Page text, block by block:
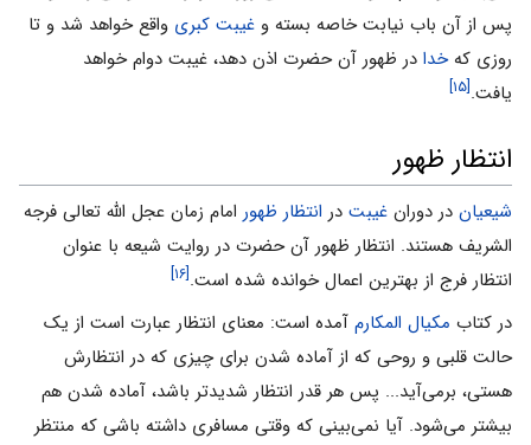
پس از آن باب نیابت خاصه بسته و غیبت کبرى واقع خواهد شد و تا
روزى کهخدا در ظهور آن حضرت اذن دهد، غیبت دوام خواهد
یافت.[۱۵]
انتظار ظهور
شیعیان در دوران غیبت در انتظار ظهور امام زمان عجل الله تعالی فرجه
الشریف هستند. انتظار ظهور آن حضرت در روایت شیعه با عنوان
انتظار فرج از بهترین اعمال خوانده شده است.[۱۶]
در کتاب مکیال المکارم آمده است: معنای انتظار عبارت است از یک
حالت قلبی و روحی که از آماده شدن برای چیزی که در انتظارش
هستی، برمی‌آید... پس هر قدر انتظار شدیدتر باشد، آماده شدن هم
بیشتر می‌شود. آیا نمی‌بینی که وقتی مسافری داشته باشی که منتظر